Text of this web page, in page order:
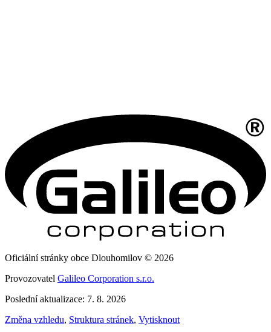
Oficiální stránky obce Dlouhomilov © 2026
Provozovatel Galileo Corporation s.r.o.
Poslední aktualizace: 7. 8. 2026
Změna vzhledu, Struktura stránek, Vytisknout